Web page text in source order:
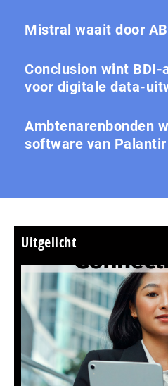
Mistral waait door
Conclusion wint BDI-
voor digitale data-
Ambtenarenbonden
software van Palantir
Uitgelicht